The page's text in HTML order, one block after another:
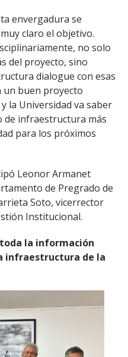
envergadura se
claro el objetivo.
no solo
del proyecto, sino
dialogue con esas
un buen proyecto
la Universidad va saber
de infraestructura más
para los próximos
Leonor Armanet
de Pregrado de
Soto, vicerrector
Institucional.
toda la información
infraestructura de la